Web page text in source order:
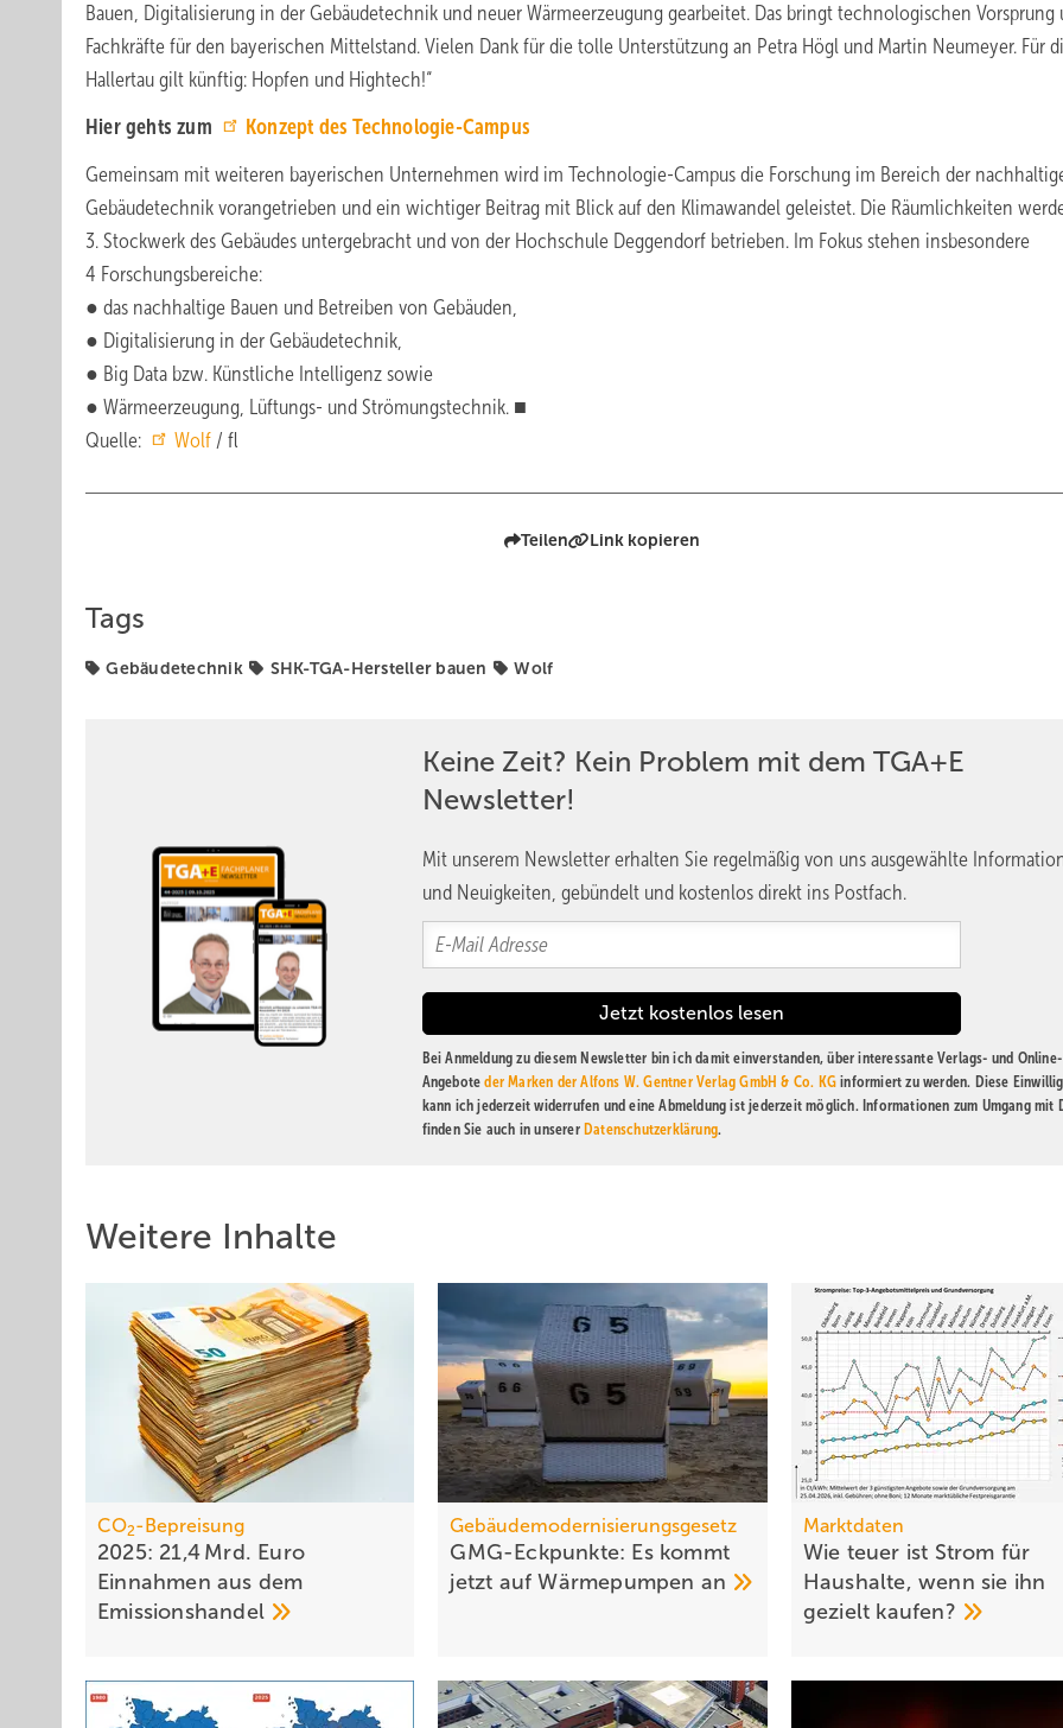
Bauen, Digitalisierung in der Gebäudetechnik und neuer Wärmeerzeugung gearbeitet. Das bringt technologischen Vorsprung
Fachkräfte für den bayerischen Mittelstand. Vielen Dank für die tolle Unterstützung an Petra Högl und Martin Neumeyer. Für
Hallertau gilt künftig: Hopfen und Hightech!“
Hier gehts zum
Konzept des Technologie-Campus
Gemeinsam mit weiteren bayerischen Unternehmen wird im Technologie-Campus die Forschung im Bereich der
Gebäudetechnik vorangetrieben und ein wichtiger Beitrag mit Blick auf den Klimawandel geleistet. Die Räumlichkeiten
3. Stockwerk des Gebäudes untergebracht und von der Hochschule Deggendorf betrieben. Im Fokus stehen insbesondere
4 Forschungsbereiche:
● das nachhaltige Bauen und Betreiben von Gebäuden,
● Digitalisierung in der Gebäudetechnik,
● Big Data bzw. Künstliche Intelligenz sowie
● Wärmeerzeugung, Lüftungs- und Strömungstechnik. ■
Quelle:
Wolf / fl
Teilen Link kopieren
Tags
Gebäudetechnik SHK-TGA-Hersteller bauen Wolf
Keine Zeit? Kein Problem mit dem TGA+E
Newsletter!
Mit unserem Newsletter erhalten Sie regelmäßig von uns ausgewählte
und Neuigkeiten, gebündelt und kostenlos direkt ins Postfach.
Bei Anmeldung zu diesem Newsletter bin ich damit einverstanden, über interessante Verlags- und Online-
Angeboteder Marken der Alfons W. Gentner Verlag GmbH & Co. KG informiert zu werden. Diese
kann ich jederzeit widerrufen und eine Abmeldung ist jederzeit möglich. Informationen zum Umgang mit
finden Sie auch in unserer Datenschutzerklärung.
Weitere Inhalte
CO2-Bepreisung
2025: 21,4 Mrd. Euro
Einnahmen aus dem
Emissionshandel
Gebäudemodernisierungsgesetz
GMG-Eckpunkte: Es kommt
jetzt auf Wärmepumpen an
Marktdaten
Wie teuer ist Strom für
Haushalte, wenn sie ihn
gezielt kaufen?